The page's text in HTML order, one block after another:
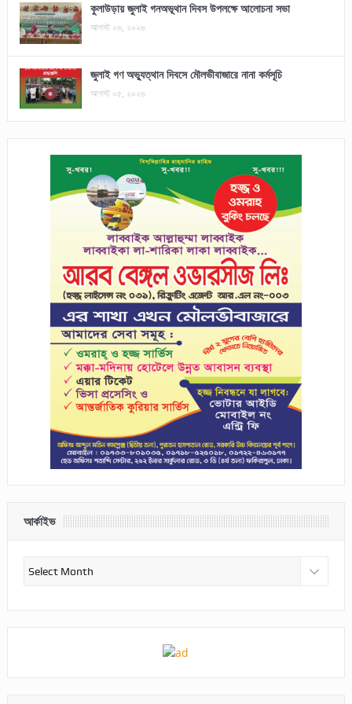
কুলাউড়ায় জুলাই গনঅভূথান দিবস উপলক্ষে আলোচনা সভা
আগস্ট ০৬, ২০২৬
জুলাই গণ অভ্যুত্থান দিবসে মৌলভীবাজারে নানা কর্মসূচি
আগস্ট ০৫, ২০২৬
আর্কাইভ
আর্কাইভ